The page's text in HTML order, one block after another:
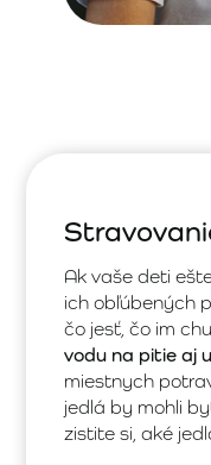
Ak vaše deti
ich obľúbených
čo jesť, čo im
vodu na pitie aj
miestnych
jedlá by mohli
zistite si, aké